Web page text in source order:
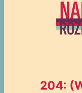
204: